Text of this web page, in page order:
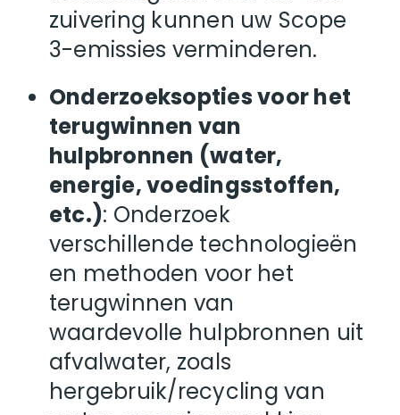
zuivering kunnen uw Scope
3-emissies verminderen.
Onderzoeksopties voor het
terugwinnen van
hulpbronnen (water,
energie, voedingsstoffen,
etc.): Onderzoek
verschillende technologieën
en methoden voor het
terugwinnen van
waardevolle hulpbronnen uit
afvalwater, zoals
hergebruik/recycling van